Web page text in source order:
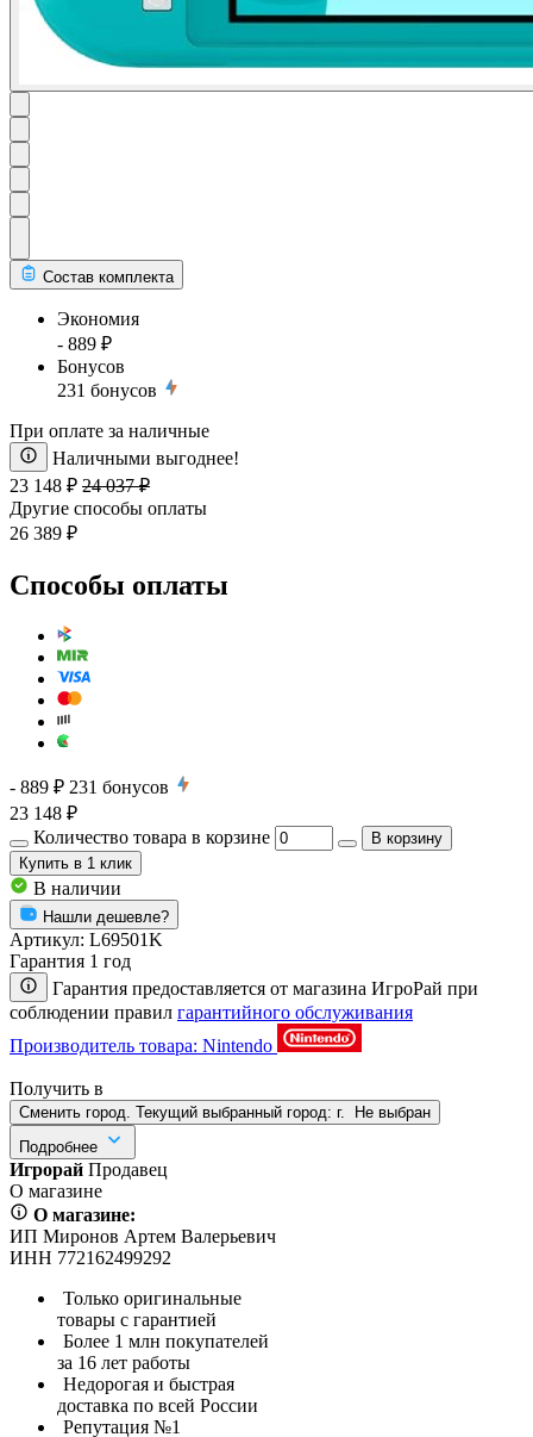
Состав комплекта
Экономия
- 889 ₽
Бонусов
231 бонусов
При оплате за наличные
Наличными выгоднее!
23 148 ₽ 24 037 ₽
Другие способы оплаты
26 389 ₽
Способы оплаты
- 889 ₽ 231 бонусов
23 148 ₽
Количество товара в корзине
В корзину
Купить в 1 клик
В наличии
Нашли дешевле?
Артикул: L69501K
Гарантия 1 год
Гарантия предоставляется от магазина ИгроРай при
соблюдении правил гарантийного обслуживания
Производитель товара: Nintendo
Получить в
Сменить город. Текущий выбранный город: г.
Не выбран
Подробнее
Игрорай Продавец
О магазине
О магазине:
ИП Миронов Артем Валерьевич
ИНН 772162499292
Только оригинальные
товары с гарантией
Более 1 млн покупателей
за 16 лет работы
Недорогая и быстрая
доставка по всей России
Репутация №1